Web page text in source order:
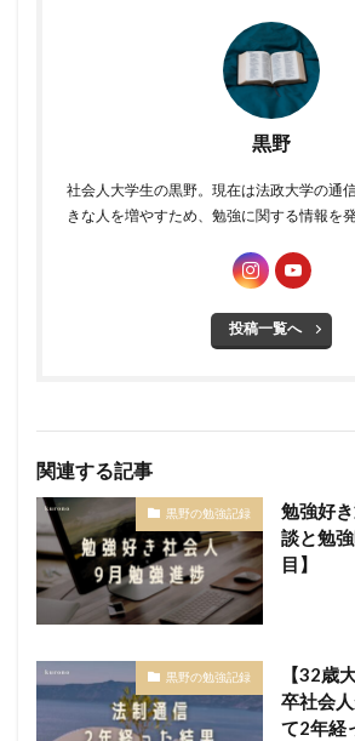
黒野
社会人大学生の黒野。現在は法政大学の通
きな人を増やすため、勉強に関する情報を発
投稿一覧へ
関連する記事
黒野の勉強記録
勉強好
談と勉
目】
黒野の勉強記録
【32歳
卒社会
て2年経